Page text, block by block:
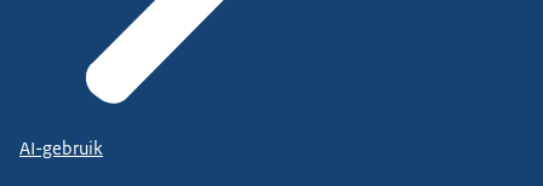
AI-gebruik